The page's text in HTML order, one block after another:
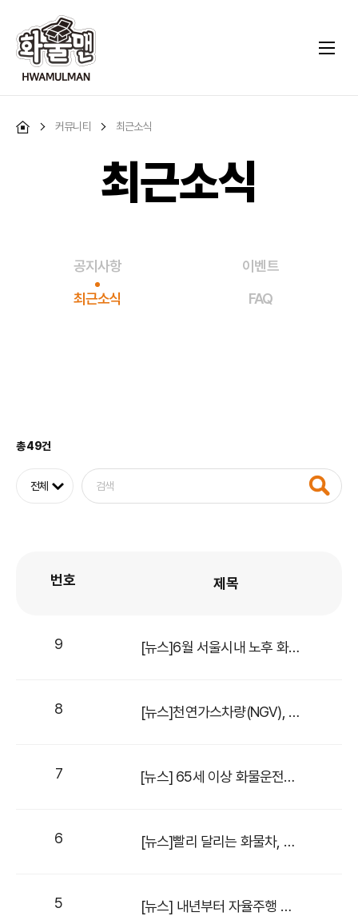
커뮤니티 최근소식
최근소식
공지사항
이벤트
최근소식
FAQ
총 49건
번호 제목
9 [뉴스]6월 서울시내 노후 화물차 운행금지…과태료 10만원
8 [뉴스]천연가스차량(NGV), 화물차 등 대형차가 대세다
7 [뉴스] 65세 이상 화물운전자, 2020년부터 '자격유지검사' 도입
6 [뉴스]빨리 달리는 화물차, 알고 보니 ‘속도제한장치’ 불법 해체
5 [뉴스] 내년부터 자율주행 버스·화물차 일반 도로에서 달린다